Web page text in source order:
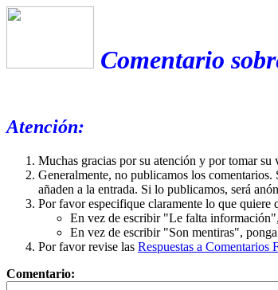
Comentario
Atención:
Muchas gracias por su atención y por tomar
Generalmente, no publicamos los
añaden a la entrada. Si lo publicamos, será
Por favor especifique claramente lo que quiere
En vez de escribir "Le falta
En vez de escribir "Son mentiras",
Por favor revise las Respuestas a Comentarios
Comentario: